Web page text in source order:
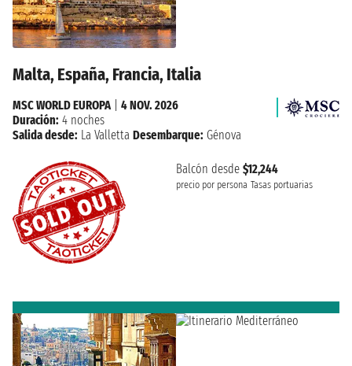
Malta, España, Francia, Italia
Balcón desde $12,244
precio por persona Tasas portuarias
MSC WORLD EUROPA
4 NOV. 2026
Duración: 4 noches
Salida desde: La Valletta Desembarque: Génova